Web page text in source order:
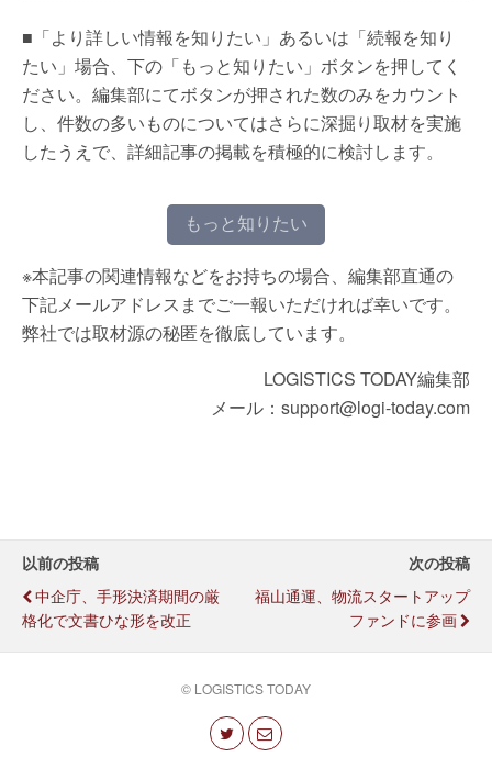
■「より詳しい情報を知りたい」あるいは「続報を知り
たい」場合、下の「もっと知りたい」ボタンを押してく
ださい。編集部にてボタンが押された数のみをカウント
し、件数の多いものについてはさらに深掘り取材を実施
したうえで、詳細記事の掲載を積極的に検討します。
もっと知りたい
※本記事の関連情報などをお持ちの場合、編集部直通の
下記メールアドレスまでご一報いただければ幸いです。
弊社では取材源の秘匿を徹底しています。
LOGISTICS TODAY編集部
メール：support@logi-today.com
以前の投稿
中企庁、手形決済期間の厳
格化で文書ひな形を改正
次の投稿
福山通運、物流スタートアップ
ファンドに参画
© LOGISTICS TODAY